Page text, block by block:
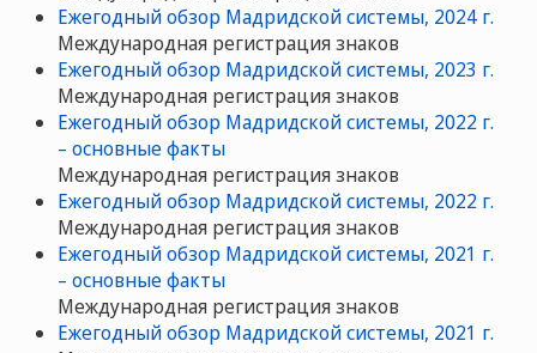
Ежегодный обзор Мадридской системы, 2024 г.
Международная регистрация знаков
Ежегодный обзор Мадридской системы, 2023 г.
Международная регистрация знаков
Ежегодный обзор Мадридской системы, 2022 г.
– основные факты
Международная регистрация знаков
Ежегодный обзор Мадридской системы, 2022 г.
Международная регистрация знаков
Ежегодный обзор Мадридской системы, 2021 г.
– основные факты
Международная регистрация знаков
Ежегодный обзор Мадридской системы, 2021 г.